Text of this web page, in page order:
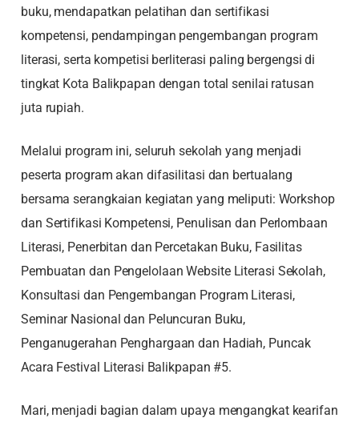
buku, mendapatkan pelatihan dan sertifikasi
kompetensi, pendampingan pengembangan program
literasi, serta kompetisi berliterasi paling bergengsi di
tingkat Kota Balikpapan dengan total senilai ratusan
juta rupiah.
Melalui program ini, seluruh sekolah yang menjadi
peserta program akan difasilitasi dan bertualang
bersama serangkaian kegiatan yang meliputi: Workshop
dan Sertifikasi Kompetensi, Penulisan dan Perlombaan
Literasi, Penerbitan dan Percetakan Buku, Fasilitas
Pembuatan dan Pengelolaan Website Literasi Sekolah,
Konsultasi dan Pengembangan Program Literasi,
Seminar Nasional dan Peluncuran Buku,
Penganugerahan Penghargaan dan Hadiah, Puncak
Acara Festival Literasi Balikpapan #5.
Mari, menjadi bagian dalam upaya mengangkat kearifan